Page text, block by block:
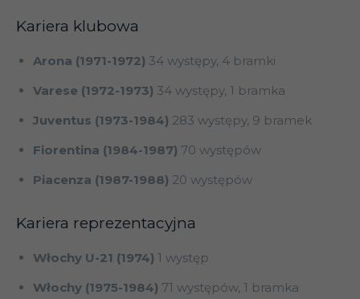
Kariera klubowa
Arona (1971-1972) 34 występy, 4 bramki
Varese (1972-1973) 34 występy, 1 bramka
Juventus (1973-1984) 283 występy, 9 bramek
Fiorentina (1984-1987) 70 występów
Piacenza (1987-1988) 20 występów
Kariera reprezentacyjna
Włochy U-21 (1974) 1 występ
Włochy (1975-1984) 71 występów, 1 bramka